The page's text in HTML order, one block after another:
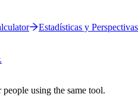
Estadísticas y Perspectivas
using the same tool.